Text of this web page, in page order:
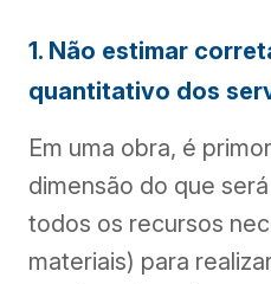
1. Não estimar
quantitativo dos
Em uma obra, é
dimensão do que
todos os recursos
materiais) para